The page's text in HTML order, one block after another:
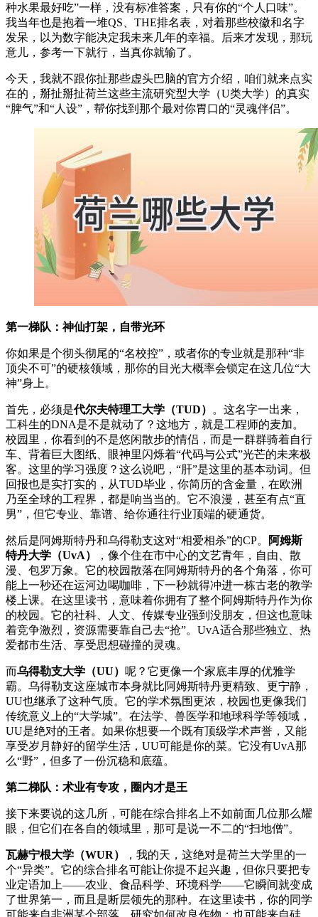
种水果最好吃”一样，没有标准答案，只有你的“个人口味”。
我当年也是抱着一堆QS、THE排名表，对着那些校徽和名字
发呆，以为数字能决定我未来几年的幸福。后来才发现，那玩
意儿，参考一下就行，当真你就输了。
今天，我就不跟你扯那些虚头巴脑的官方介绍，咱们就来点实
在的，掰扯掰扯荷兰这些主流研究型大学（U类大学）的真实
“脾气”和“人设”，帮你找到那个最对你胃口的“灵魂伴侣”。
第一梯队：神仙打架，自带光环
你如果是个彻头彻尾的“名校控”，或者你的专业就是那种“非
顶尖不可”的硬核领域，那你的目光大概率会锁定在这几位“大
神”身上。
首先，必须是代尔夫特理工大学（TUD）
。这名字一出来，
工科生的DNA是不是就动了？这地方，就是工程师的麦加。
校园里，你看到的不是悠闲散步的情侣，而是一群群骑着自行
车、背着巨大图纸、眼神里闪烁着“代码与公式”光芒的未来极
客。这里的学习强度？这么说吧，“肝”是这里的基本动词。但
回报也是实打实的，从TUD毕业，你简历的含金量，在欧洲
乃至全球的工程界，都是响当当的。它不浪漫，甚至有点“直
男”，但它专业、靠谱、给你通往行业顶端的硬通货。
然后是阿姆斯特丹和乌得勒支这对“相爱相杀”的CP。
阿姆斯
特丹大学（UvA）
，像个住在市中心的文艺青年，自由、散
漫、包罗万象。它的校园散落在阿姆斯特丹的各个角落，你可
能上一秒还在运河边喝咖啡，下一秒就得冲进一栋古老的教学
楼上课。在这里读书，意味着你拥有了整个阿姆斯特丹作为你
的校园。它的社科、人文、传媒专业强到没朋友，但这也意味
着竞争激烈，资源需要靠自己去“抢”。UvA适合那些独立、热
爱都市生活、享受思想碰撞的灵魂。
而乌得勒支大学（UU） 呢？它更像一个家底丰厚的优雅学
霸。乌得勒支这座城市本身就比阿姆斯特丹更精致、更宁静，
UU也继承了这种气质。它的学术氛围更浓，校园也更像我们
传统意义上的“大学城”。在法学、兽医学和地球科学等领域，
UU是绝对的王者。如果你想要一个既有顶级学术声誉，又能
享受岁月静好的留学生活，UU可能是你的菜。它没有UvA那
么“野”，但多了一份沉稳和底蕴。
第二梯队：术业有专攻，圈内才是王
接下来要说的这几所，可能在综合排名上不如前面几位那么耀
眼，但它们在各自的领域里，那可是说一不二的“扫地僧”。
瓦赫宁根大学（WUR）
，我的天，这绝对是荷兰大学里的一
个“异类”。它的综合排名可能让你提不起兴趣，但你只要把专
业定语加上——农业、食品科学、环境科学——它瞬间就变成
了世界第一，而且是断层领先的那种。在这里读书，你的同学